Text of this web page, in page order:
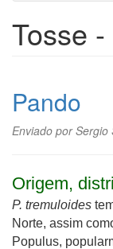
Tosse
Pando
Enviado porSergio
Origem,
P. tremuloides
Norte, assim
Populus,